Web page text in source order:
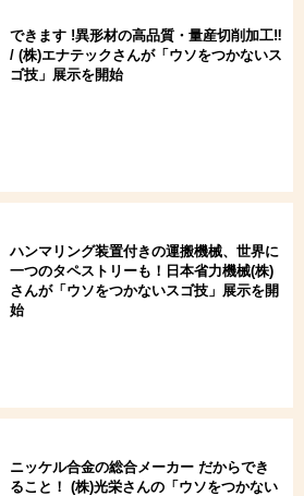
できます !異形材の高品質・量産切削加工‼
/ (株)エナテックさんが「ウソをつかないス
ゴ技」展示を開始
ハンマリング装置付きの運搬機械、世界に
一つのタペストリーも！日本省力機械(株)
さんが「ウソをつかないスゴ技」展示を開
始
ニッケル合金の総合メーカー だからでき
ること！ (株)光栄さんの「ウソをつかない